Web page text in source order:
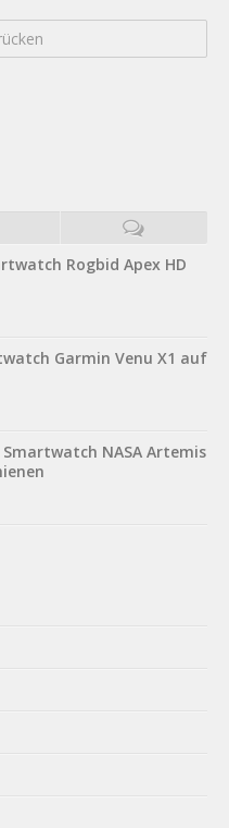
Rogbid Apex HD
Garmin Venu X1 auf
NASA Artemis